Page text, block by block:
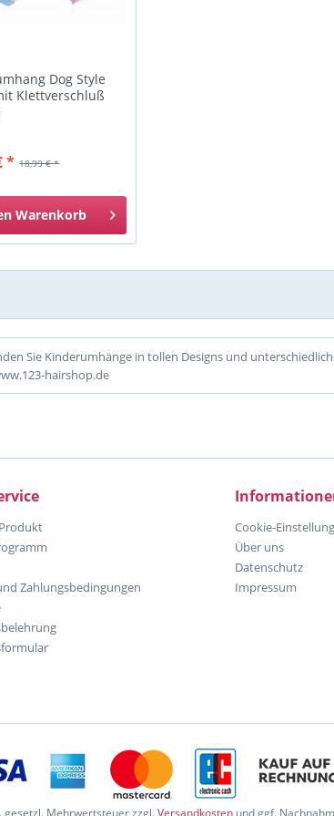
Dog Style
Klettverschluß
18,99 € *
*
Warenkorb
Sie Kinderumhänge in tollen Designs und
hairshop.de
Zahlungsbedingungen
Cookie-
Über uns
Datenschutz
Impressum
gesetzl. Mehrwertsteuer zzgl. Versandkostenund ggf.